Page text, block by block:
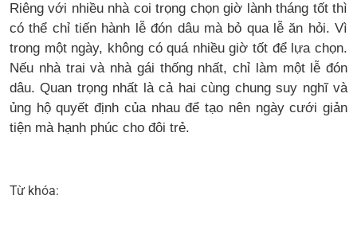
Riêng với nhiều nhà coi trọng chọn giờ lành tháng tốt thì
có thể chỉ tiến hành lễ đón dâu mà bỏ qua lễ ăn hỏi. Vì
trong một ngày, không có quá nhiều giờ tốt để lựa chọn.
Nếu nhà trai và nhà gái thống nhất, chỉ làm một lễ đón
dâu. Quan trọng nhất là cả hai cùng chung suy nghĩ và
ủng hộ quyết định của nhau để tạo nên ngày cưới giản
tiện mà hạnh phúc cho đôi trẻ.
Từ khóa: